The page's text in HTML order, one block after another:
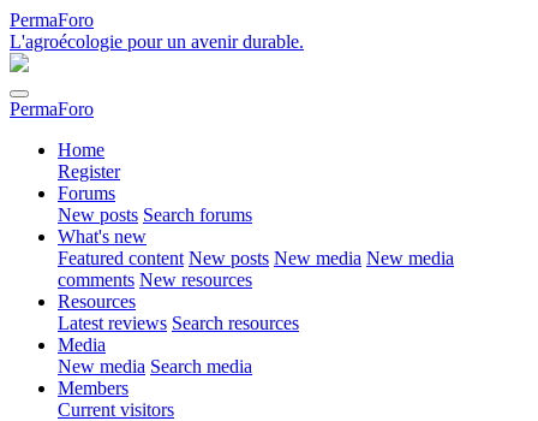
PermaForo
L'agroécologie pour un avenir durable.
PermaForo
Home
Register
Forums
New posts Search forums
What's new
Featured content New posts New media New media
comments New resources
Resources
Latest reviews Search resources
Media
New media Search media
Members
Current visitors